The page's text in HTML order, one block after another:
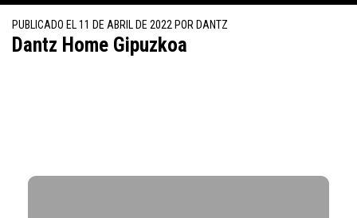
PUBLICADO EL 11 DE ABRIL DE 2022 POR DANTZ
Dantz Home Gipuzkoa